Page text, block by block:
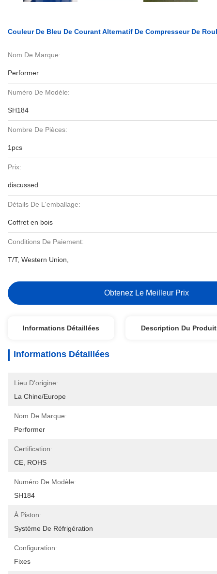
Couleur De Bleu De Courant Alternatif De Compresseur De
Nom De Marque:
Performer
Numéro De Modèle:
SH184
Nombre De Pièces:
1pcs
Prix:
discussed
Détails De L'emballage:
Coffret en bois
Conditions De Paiement:
T/T, Western Union,
Obtenez Le Meilleur Prix
Informations Détaillées Description Du Produit
Informations Détaillées
Lieu D'origine:
La Chine/Europe
Nom De Marque:
Performer
Certification:
CE, ROHS
Numéro De Modèle:
SH184
À Piston:
Système De Réfrigération
Configuration:
Fixes